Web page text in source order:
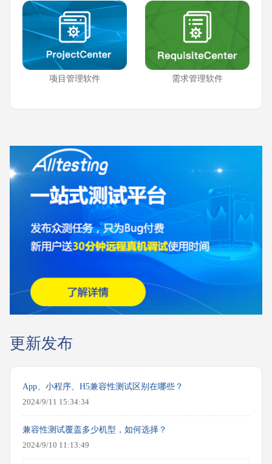
项目管理软件 需求管理软件
更新发布
App、小程序、H5兼容性测试区别在哪些？
2024/9/11 15:34:34
兼容性测试覆盖多少机型，如何选择？
2024/9/10 11:13:49